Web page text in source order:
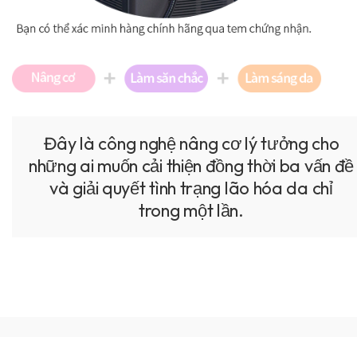
Đây là công nghệ nâng cơ lý tưởng cho
những ai muốn cải thiện đồng thời ba vấn đề
và giải quyết tình trạng lão hóa da chỉ
trong một lần.